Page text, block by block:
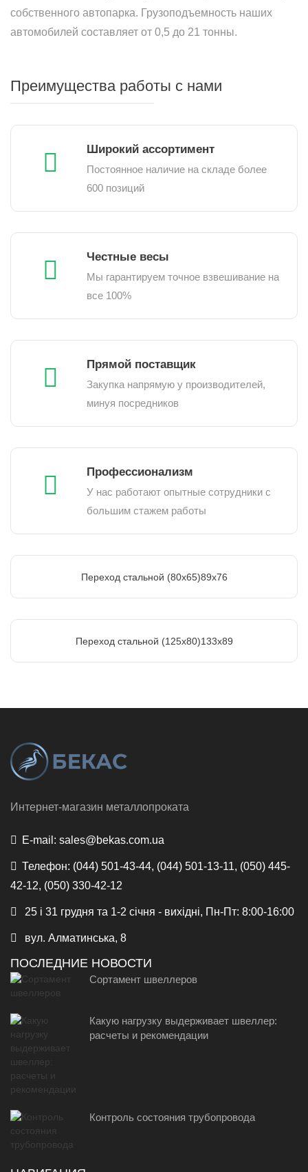
собственного автопарка. Грузоподъемность наших
автомобилей составляет от 0,5 до 21 тонны.
Преимущества работы с нами
Широкий ассортимент
Постоянное наличие на складе более
600 позиций
Честные весы
Мы гарантируем точное взвешивание на
все 100%
Прямой поставщик
Закупка напрямую у производителей,
минуя посредников
Профессионализм
У нас работают опытные сотрудники с
большим стажем работы
Переход стальной (80х65)89х76
Переход стальной (125х80)133х89
Интернет-магазин металлопроката
E-mail: sales@bekas.com.ua
Телефон: (044) 501-43-44, (044) 501-13-11, (050) 445-
42-12, (050) 330-42-12
25 і 31 грудня та 1-2 січня - вихідні, Пн-Пт: 8:00-16:00
вул. Алматинська, 8
ПОСЛЕДНИЕ НОВОСТИ
Сортамент швеллеров
Какую нагрузку выдерживает швеллер:
расчеты и рекомендации
Контроль состояния трубопровода